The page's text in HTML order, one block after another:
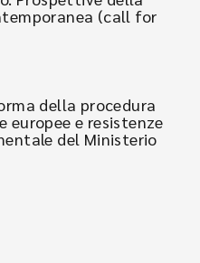
(call for
della procedura
europee e resistenze
del Ministerio